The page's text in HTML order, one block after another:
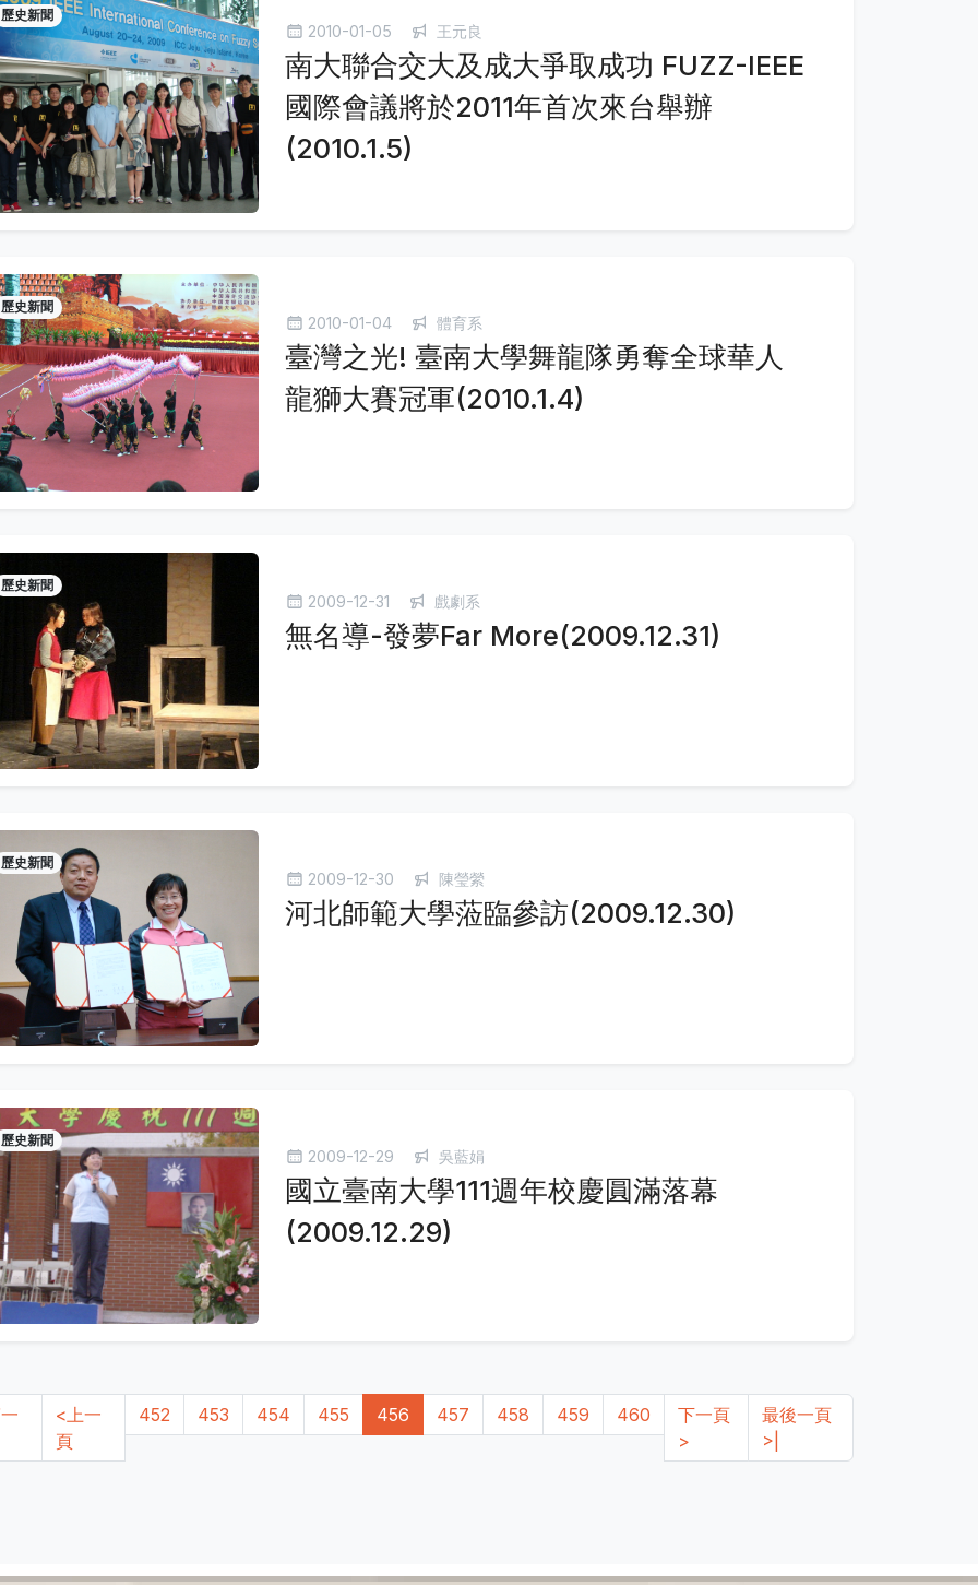
歷史新聞
2010-01-05 王元良
南大聯合交大及成大爭取成功 FUZZ-IEEE
國際會議將於2011年首次來台舉辦
(2010.1.5)
歷史新聞
2010-01-04 體育系
臺灣之光! 臺南大學舞龍隊勇奪全球華人
龍獅大賽冠軍(2010.1.4)
歷史新聞
2009-12-31 戲劇系
無名導-發夢Far More(2009.12.31)
歷史新聞
2009-12-30 陳瑩縈
河北師範大學蒞臨參訪(2009.12.30)
歷史新聞
2009-12-29 吳藍娟
國立臺南大學111週年校慶圓滿落幕
(2009.12.29)
<上一
頁
452 453 454 455 456 457 458 459 460
下一頁
>
最後一頁
>|